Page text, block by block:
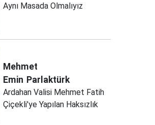
Aynı Masada Olmalıyız
Mehmet
Emin Parlaktürk
Ardahan Valisi Mehmet Fatih
Çiçekli'ye Yapılan Haksızlık